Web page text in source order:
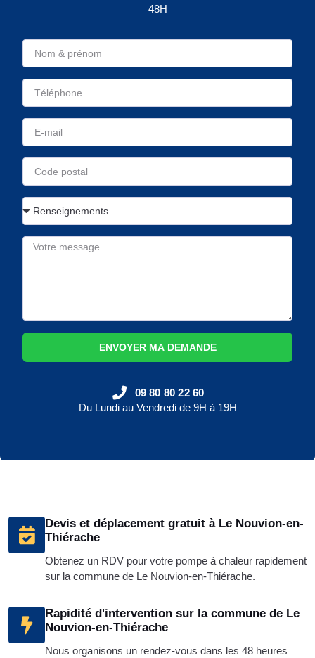
Devis et déplacement gratuit à Le Nouvion-en-
Thiérache
Obtenez un RDV pour votre pompe à chaleur rapidement
sur la commune de Le Nouvion-en-Thiérache.
Rapidité d'intervention sur la commune de Le
Nouvion-en-Thiérache
Nous organisons un rendez-vous dans les 48 heures
48H
ENVOYER MA DEMANDE
09 80 80 22 60
Du Lundi au Vendredi de 9H à 19H